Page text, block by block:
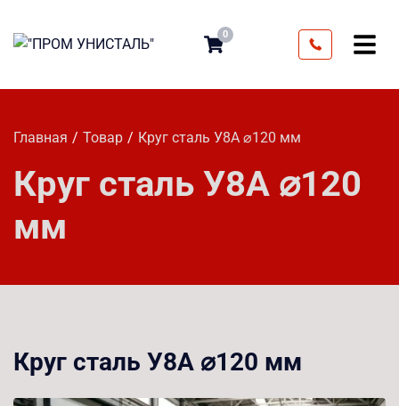
0
Главная Товар Круг сталь У8А ⌀120 мм
Круг сталь У8А ⌀120
мм
Круг сталь У8А ⌀120 мм